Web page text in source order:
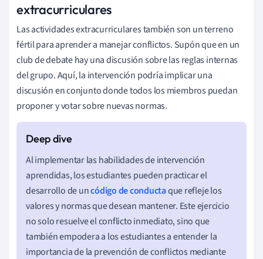
extracurriculares
Las actividades extracurriculares también son un terreno
fértil para aprender a manejar conflictos. Supón que en un
club de debate hay una discusión sobre las reglas internas
del grupo. Aquí, la intervención podría implicar una
discusión en conjunto donde todos los miembros puedan
proponer y votar sobre nuevas normas.
Al implementar las habilidades de intervención
aprendidas, los estudiantes pueden practicar el
desarrollo de uncódigo de conductaque refleje los
valores y normas que desean mantener. Este ejercicio
no solo resuelve el conflicto inmediato, sino que
también empodera a los estudiantes a entender la
importancia de la prevención de conflictos mediante